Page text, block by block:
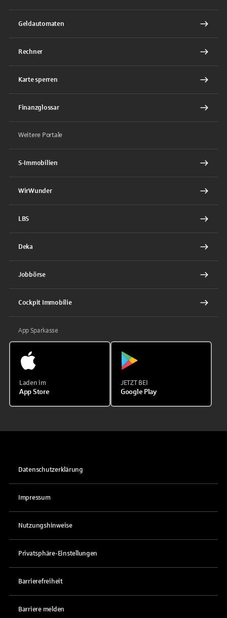
Geldautomaten
Rechner
Karte sperren
Finanzglossar
Weitere Portale
S-Immobilien
WirWunder
LBS
Deka
Jobbörse
Cockpit Immobilie
App Sparkasse
Laden im
App Store
JETZT BEI
Google Play
Datenschutzerklärung
Impressum
Nutzungshinweise
Privatsphäre-Einstellungen
Barrierefreiheit
Barriere melden